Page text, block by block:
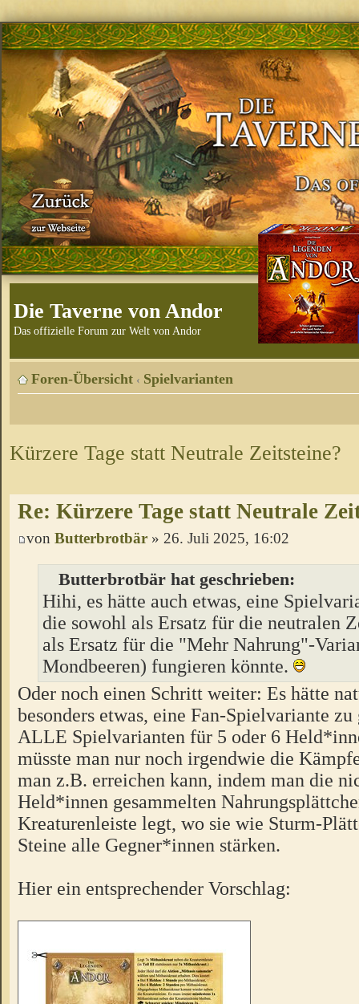
Die Taverne von Andor
Das offizielle Forum zur Welt von Andor
Foren-Übersicht ‹ Spielvarianten
Kürzere Tage statt Neutrale Zeitsteine?
Re: Kürzere Tage statt Neutrale
von Butterbrotbär » 26. Juli 2025, 16:02
Butterbrotbär hat geschrieben:
Hihi, es hätte auch etwas, eine
die sowohl als Ersatz für die neutralen
als Ersatz für die "Mehr Nahrung"-
Mondbeeren) fungieren könnte.
Oder noch einen Schritt weiter: Es hätte
besonders etwas, eine Fan-Spielvariante
ALLE Spielvarianten für 5 oder 6
müsste man nur noch irgendwie die
man z.B. erreichen kann, indem man die
Held*innen gesammelten
Kreaturenleiste legt, wo sie wie Sturm-
Steine alle Gegner*innen stärken.
Hier ein entsprechender Vorschlag: